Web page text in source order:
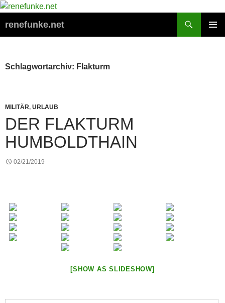
Zum
springen
renefunke.net
Schlagwortarchiv: Flakturm
MILITÄR, URLAUB
DER FLAKTURM
HUMBOLDTHAIN
02/21/2019
[SHOW AS SLIDESHOW]